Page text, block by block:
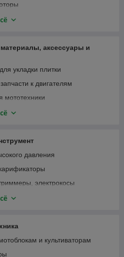
ПВХ
аксессуары и
укладки плитки
к двигателям
мототехники
аккумуляторы
для садового инструмента
для строительного
для строительной техники и
давления
электрокосы
электропилы
измельчители кормов
и культиваторам